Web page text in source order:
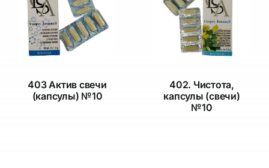
403 Актив свечи
(капсулы) №10
402. Чистота,
капсулы (свечи)
№10